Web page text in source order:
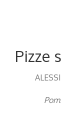
Pizze